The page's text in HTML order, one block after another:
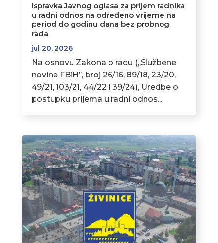
Ispravka Javnog oglasa za prijem radnika
u radni odnos na određeno vrijeme na
period do godinu dana bez probnog
rada
jul 20, 2026
Na osnovu Zakona o radu (,,Službene
novine FBiH’’, broj 26/16, 89/18, 23/20,
49/21, 103/21, 44/22 i 39/24), Uredbe o
postupku prijema u radni odnos...